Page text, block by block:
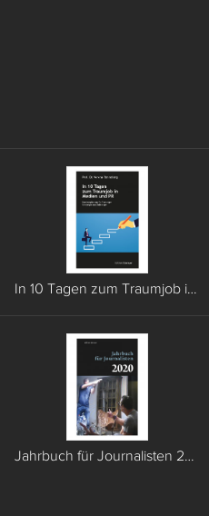
In 10 Tagen zum Traumjob in Medien und PR
Jahrbuch für Journalisten 2020